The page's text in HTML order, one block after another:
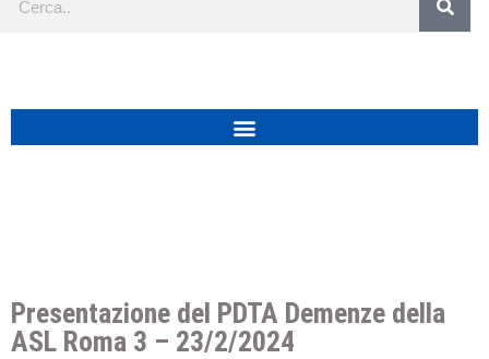
Presentazione del PDTA Demenze della
ASL Roma 3 – 23/2/2024